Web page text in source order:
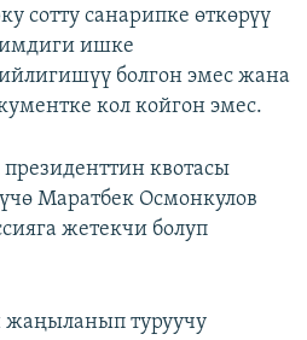
сотту санарипке өткөрүү
ишке
болгон эмес жана
кол койгон эмес.
квотасы
Маратбек Осмонкулов
жетекчи болуп
туруучу